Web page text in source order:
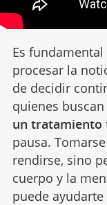
Es
procesar la
de decidir
quienes
un tratamiento
pausa.
rendirse, sino
cuerpo y la
puede ayudarte